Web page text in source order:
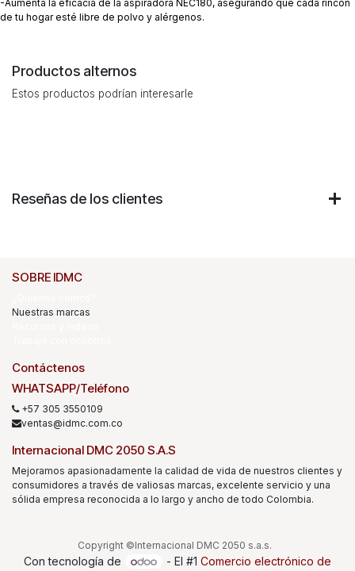
-Aumenta la eficacia de la aspiradora NEC180, asegurando que cada rincón
de tu hogar esté libre de polvo y alérgenos.
Productos alternos
Estos productos podrían interesarle
Reseñas de los clientes
SOBRE IDMC
Nuestras marcas
Contáctenos
WHATSAPP/Teléfono
+57 305 3550109
ventas@idmc.com.co
Internacional DMC 2050 S.A.S
Mejoramos apasionadamente la calidad de vida de nuestros clientes y
consumidores a través de valiosas marcas, excelente servicio y una
sólida empresa reconocida a lo largo y ancho de todo Colombia.
Copyright ©Internacional DMC 2050 s.a.s.
Con tecnología de - El #1 Comercio electrónico de